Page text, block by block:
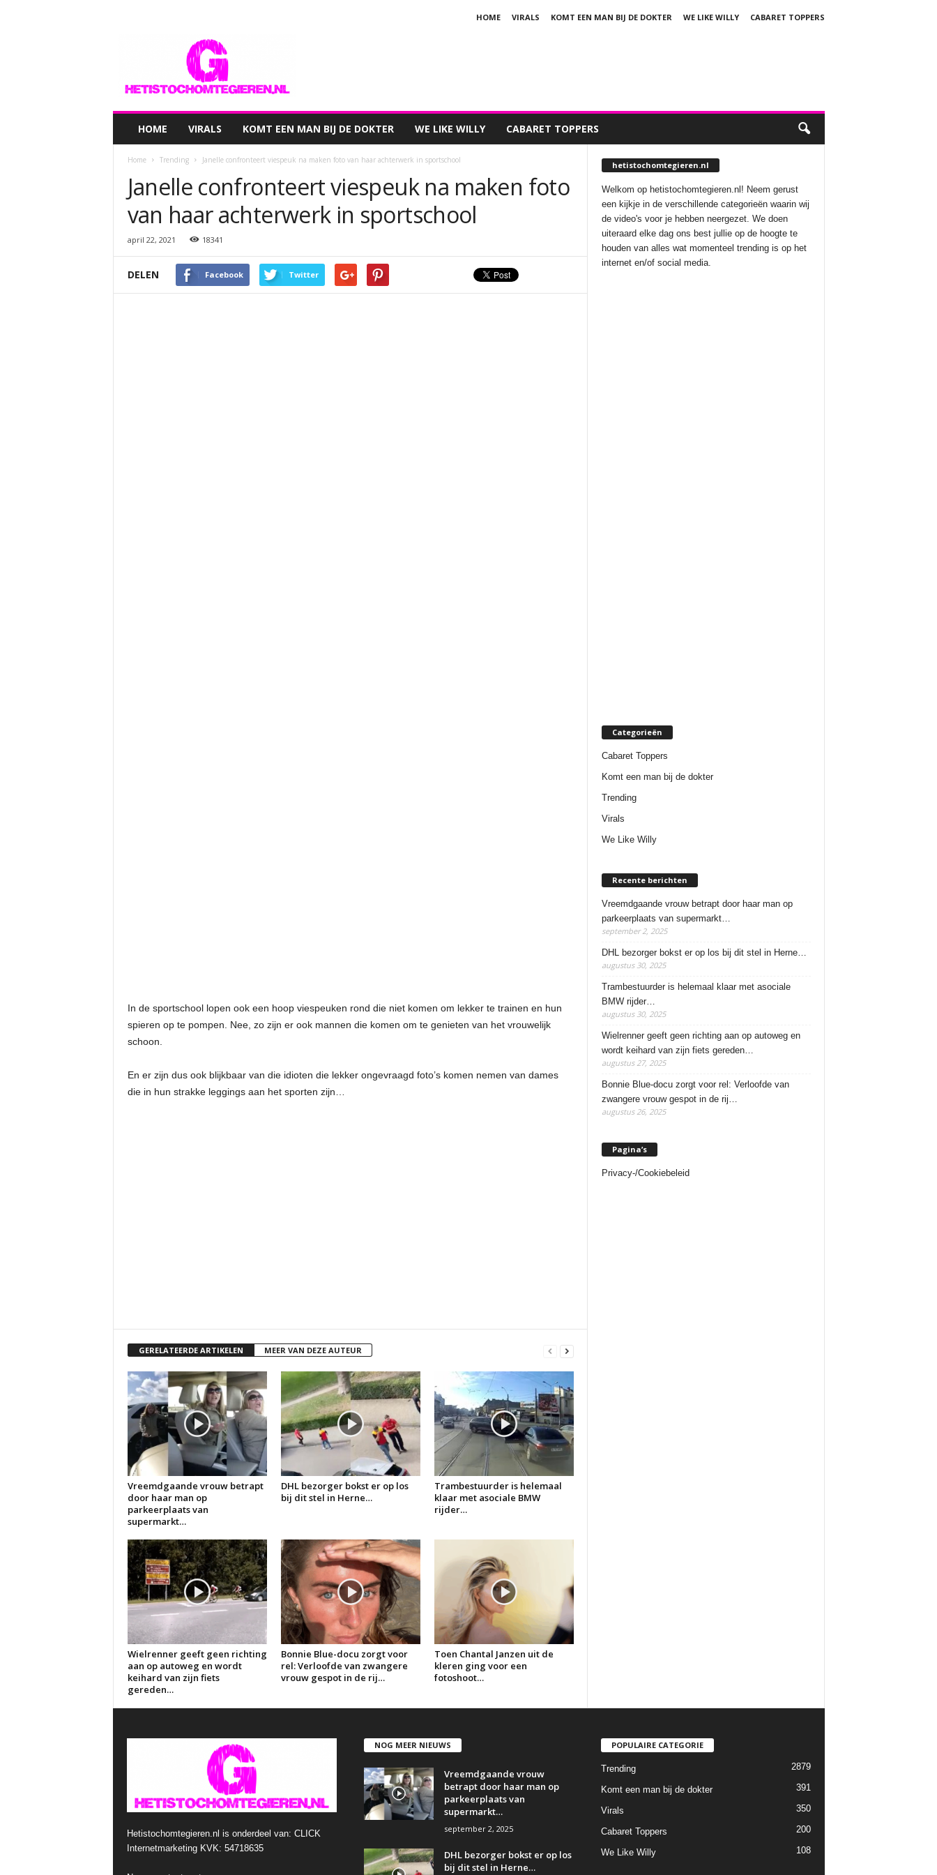
HOME VIRALS KOMT EEN MAN BIJ DE DOKTER WE LIKE WILLY
CABARET TOPPERS
HOME VIRALS KOMT EEN MAN BIJ DE DOKTER WE LIKE WILLY CABARET TOPPERS
Home Trending Janelle confronteert viespeuk na maken foto van haar achterwerk in sportschool
Janelle confronteert viespeuk na maken foto
van haar achterwerk in sportschool
april 22, 2021 18341
DELEN Facebook Twitter
In de sportschool lopen ook een hoop viespeuken rond die niet komen om lekker te trainen en hun
spieren op te pompen. Nee, zo zijn er ook mannen die komen om te genieten van het vrouwelijk
schoon.
En er zijn dus ook blijkbaar van die idioten die lekker ongevraagd foto’s komen nemen van dames
die in hun strakke leggings aan het sporten zijn…
GERELATEERDE ARTIKELEN MEER VAN DEZE AUTEUR
Vreemdgaande vrouw betrapt
door haar man op
parkeerplaats van
supermarkt…
DHL bezorger bokst er op los
bij dit stel in Herne…
Trambestuurder is helemaal
klaar met asociale BMW
rijder…
Wielrenner geeft geen richting
aan op autoweg en wordt
keihard van zijn fiets
gereden…
Bonnie Blue-docu zorgt voor
rel: Verloofde van zwangere
vrouw gespot in de rij…
Toen Chantal Janzen uit de
kleren ging voor een
fotoshoot…
hetistochomtegieren.nl
Welkom op hetistochomtegieren.nl! Neem gerust
een kijkje in de verschillende categorieën waarin wij
de video's voor je hebben neergezet. We doen
uiteraard elke dag ons best jullie op de hoogte te
houden van alles wat momenteel trending is op het
internet en/of social media.
Categorieën
Cabaret Toppers
Komt een man bij de dokter
Trending
Virals
We Like Willy
Recente berichten
Vreemdgaande vrouw betrapt door haar man op
parkeerplaats van supermarkt…
september 2, 2025
DHL bezorger bokst er op los bij dit stel in Herne…
augustus 30, 2025
Trambestuurder is helemaal klaar met asociale
BMW rijder…
augustus 30, 2025
Wielrenner geeft geen richting aan op autoweg en
wordt keihard van zijn fiets gereden…
augustus 27, 2025
Bonnie Blue-docu zorgt voor rel: Verloofde van
zwangere vrouw gespot in de rij…
augustus 26, 2025
Pagina’s
Privacy-/Cookiebeleid
Hetistochomtegieren.nl is onderdeel van: CLICK
Internetmarketing KVK: 54718635
NOG MEER NIEUWS
Vreemdgaande vrouw
betrapt door haar man op
parkeerplaats van
supermarkt…
september 2, 2025
DHL bezorger bokst er op los
bij dit stel in Herne…
POPULAIRE CATEGORIE
Trending 2879
Komt een man bij de dokter 391
Virals 350
Cabaret Toppers 200
We Like Willy 108